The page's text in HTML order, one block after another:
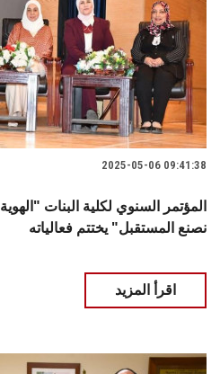
2025-05-06 09:41:38
المؤتمر السنوي لكلية البنات
نصنع المستقبل" يختتم فعالياته
اقرأ المزيد